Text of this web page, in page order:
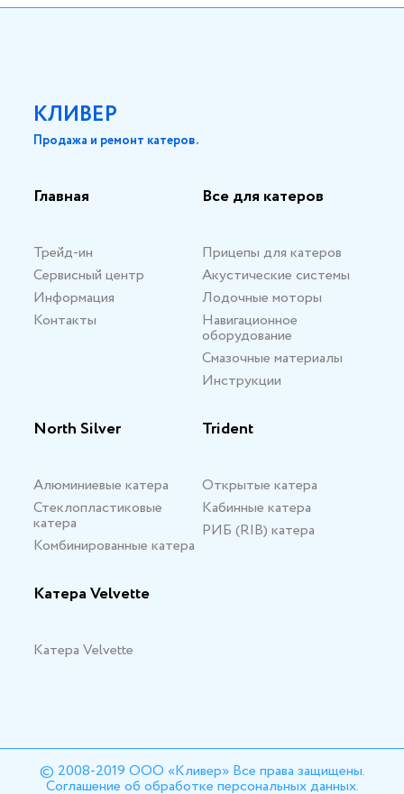
КЛИВЕР
Продажа и ремонт катеров.
Главная
Трейд-ин
Сервисный центр
Информация
Контакты
Все для катеров
Прицепы для катеров
Акустические системы
Лодочные моторы
Навигационное
оборудование
Смазочные материалы
Инструкции
North Silver
Алюминиевые катера
Стеклопластиковые
катера
Комбинированные катера
Trident
Открытые катера
Кабинные катера
РИБ (RIB) катера
Катера Velvette
Катера Velvette
© 2008-2019 ООО «Кливер» Все права защищены.
Соглашение об обработке персональных данных.